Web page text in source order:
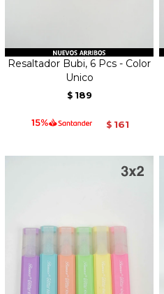
Resaltador Bubi, 6 Pcs - Color
Unico
$ 189
$ 161